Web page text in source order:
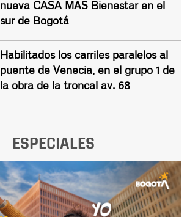
nueva CASA MAS Bienestar en el
sur de Bogotá
Habilitados los carriles paralelos al
puente de Venecia, en el grupo 1 de
la obra de la troncal av. 68
ESPECIALES